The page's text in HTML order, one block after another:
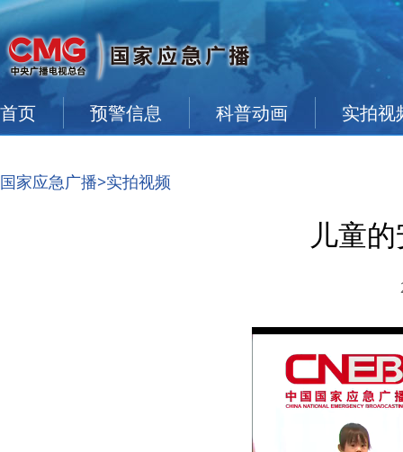
首页 预警信息 科普动画 实拍视
国家应急广播>实拍视频
儿童